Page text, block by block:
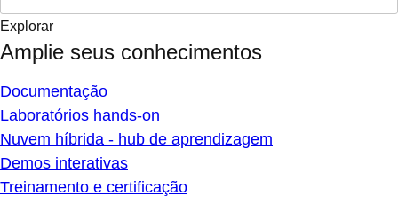
Explorar
Amplie seus conhecimentos
Documentação
Laboratórios hands-on
Nuvem híbrida - hub de aprendizagem
Demos interativas
Treinamento e certificação